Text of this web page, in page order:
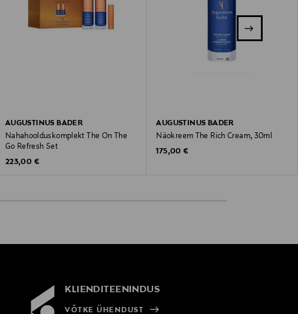
AUGUSTINUS BADER
Nahahoolduskomplekt The On The
Go Refresh Set
Original Price
223,00 €
AUGUSTINUS BADER
Näokreem The Rich Cream, 30ml
Original Price
175,00 €
KLIENDITEENINDUS
VÕTKE ÜHENDUST